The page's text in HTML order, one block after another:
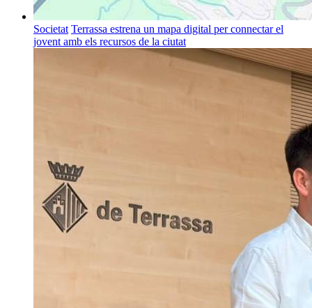
Societat Terrassa estrena un mapa digital per connectar el
jovent amb els recursos de la ciutat